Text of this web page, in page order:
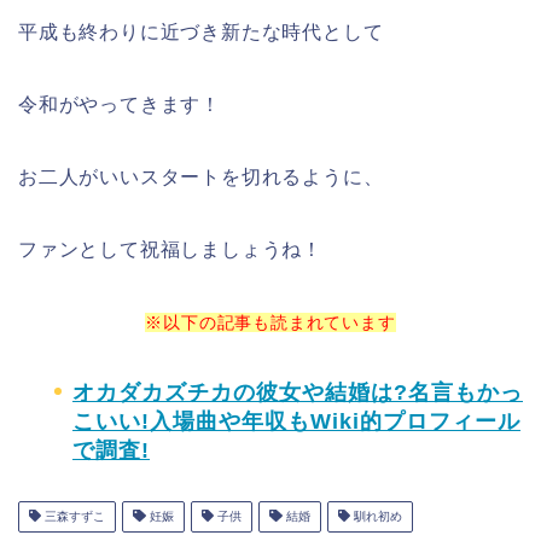
平成も終わりに近づき新たな時代として
令和がやってきます！
お二人がいいスタートを切れるように、
ファンとして祝福しましょうね！
※以下の記事も読まれています
オカダカズチカの彼女や結婚は?名言もかっ
こいい!入場曲や年収もWiki的プロフィール
で調査!
三森すずこ 妊娠 子供 結婚 馴れ初め